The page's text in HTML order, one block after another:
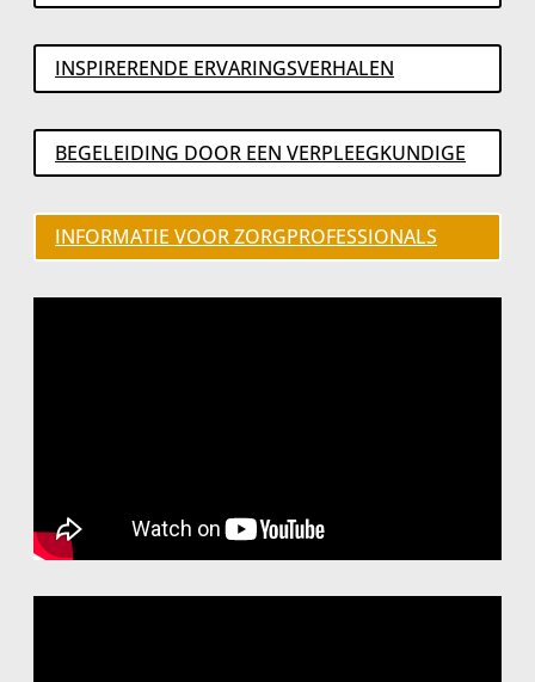
INSPIRERENDE ERVARINGSVERHALEN
BEGELEIDING DOOR EEN VERPLEEGKUNDIGE
INFORMATIE VOOR ZORGPROFESSIONALS